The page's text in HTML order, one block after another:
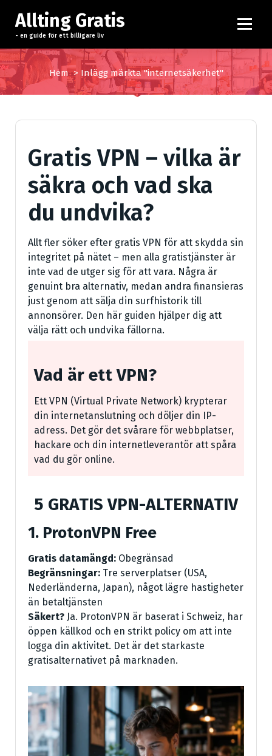
p
a
t
i
Allting Gratis
- en guide för ett billigare liv
Hem> Inlägg märkta "internetsäkerhet"
Gratis VPN – vilka är
säkra och vad ska
du undvika?
Allt fler söker efter gratis VPN för att skydda sin
integritet på nätet – men alla gratistjänster är
inte vad de utger sig för att vara. Några är
genuint bra alternativ, medan andra finansieras
just genom att sälja din surfhistorik till
annonsörer. Den här guiden hjälper dig att
välja rätt och undvika fällorna.
Vad är ett VPN?
Ett VPN (Virtual Private Network) krypterar
din internetanslutning och döljer din IP-
adress. Det gör det svårare för webbplatser,
hackare och din internetleverantör att spåra
vad du gör online.
5 GRATIS VPN-ALTERNATIV
1. ProtonVPN Free
Gratis datamängd: Obegränsad
Begränsningar: Tre serverplatser (USA,
Nederländerna, Japan), något lägre hastigheter
än betaltjänsten
Säkert? Ja. ProtonVPN är baserat i Schweiz, har
öppen källkod och en strikt policy om att inte
logga din aktivitet. Det är det starkaste
gratisalternativet på marknaden.